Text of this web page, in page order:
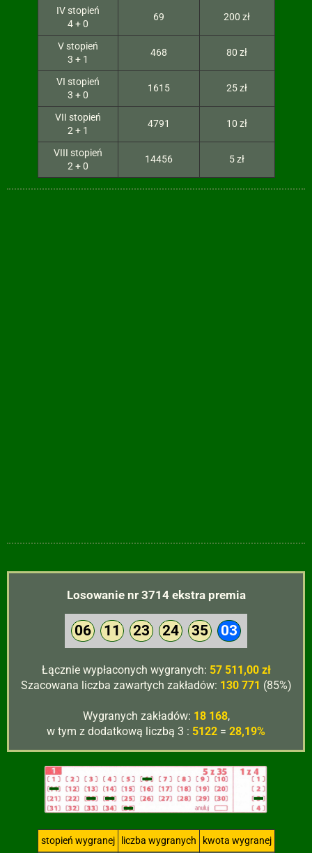
IV stopień
4 + 0
69 200 zł
V stopień
3 + 1
468 80 zł
VI stopień
3 + 0
1615 25 zł
VII stopień
2 + 1
4791 10 zł
VIII stopień
2 + 0
14456 5 zł
Losowanie nr 3714 ekstra premia
06 11 23 24 35 03
Łącznie wypłaconych wygranych: 57 511,00 zł
Szacowana liczba zawartych zakładów: 130 771 (85%)
Wygranych zakładów: 18 168,
w tym z dodatkową liczbą 3 : 5122 = 28,19%
stopień wygranej liczba wygranych
kwota wygranej